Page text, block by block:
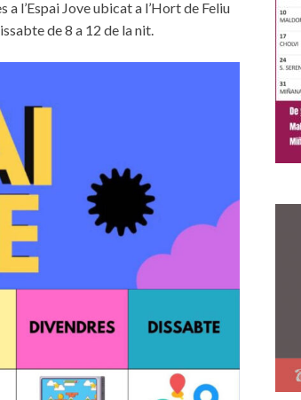
l’Espai Jove ubicat a l’Hort de Feliu
de 8 a 12 de la nit.